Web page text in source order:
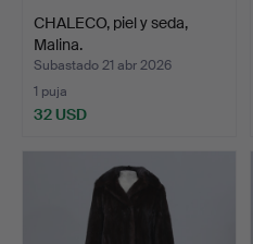
CHALECO, piel y seda,
Malina.
Subastado 21 abr 2026
1 puja
32 USD